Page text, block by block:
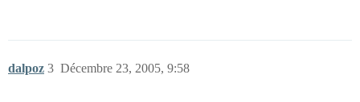
dalpoz Décembre 23, 2005, 9:58
3